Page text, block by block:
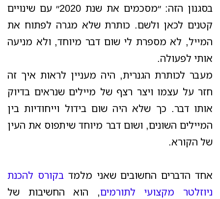
בסגנון הזה: ״מסכמים את שנת 2020״ עם שינויים
קטנים לכאן ולשם. כותרת שלא מגרה לפתוח את
המייל, לא מספרת לי שום דבר מיוחד, ולא מניעה
אותי לפעולה.
מעבר לכותרת הגנרית, היה מעניין לראות איך זה
חזר על עצמו ויצר רצף של מיילים שנראים בדיוק
אותו דבר. כך שלא היה שום בידול וייחודיות בין
המיילים השונים, ושום דבר מיוחד שיתפוס את העין
של הקורא.
אחד הדברים החשובים שאני מלמדבקורס להכנת
ניוזלטר מקצועי לתורמים, הוא החשיבות של